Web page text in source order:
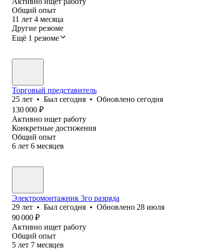
Общий опыт
11 лет 4 месяца
Другие резюме
Ещё 1 резюме
Торговый представитель
25 лет • Был сегодня • Обновлено сегодня
130 000 ₽
Активно ищет работу
Конкретные достижения
Общий опыт
6 лет 6 месяцев
Электромонтажник 3го разряда
29 лет • Был сегодня • Обновлено 28 июля
90 000 ₽
Активно ищет работу
Общий опыт
5 лет 7 месяцев